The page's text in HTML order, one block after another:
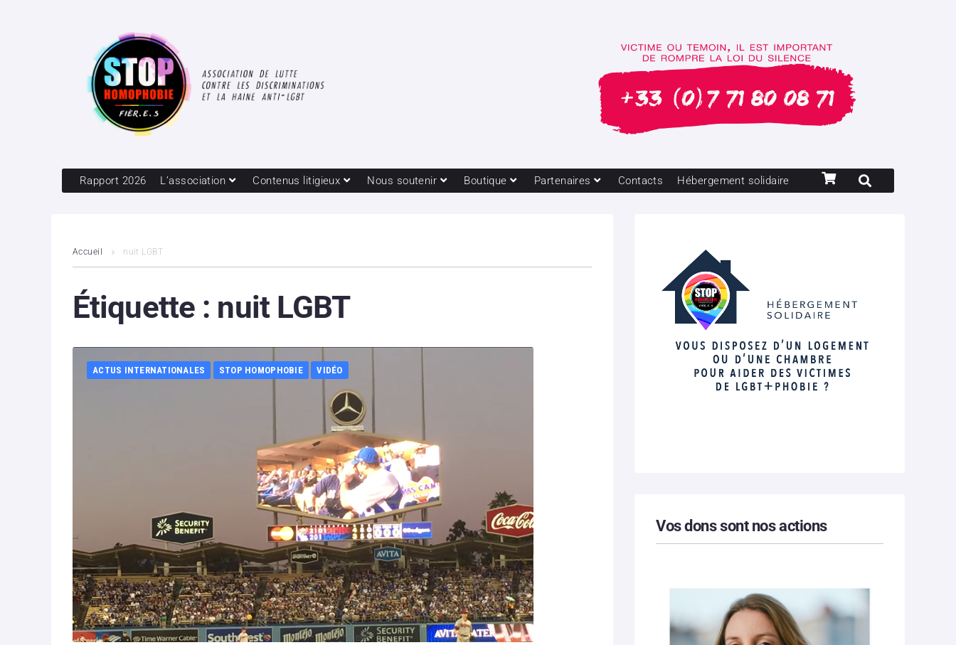
Rapport 2026 L’association Contenus litigieux Nous soutenir Boutique Partenaires Contacts Hébergement solidaire
Accueil nuit LGBT
Étiquette : nuit LGBT
ACTUS INTERNATIONALES STOP HOMOPHOBIE VIDÉO
Vos dons sont nos actions